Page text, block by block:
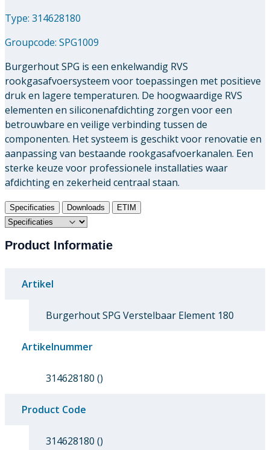
Type: 314628180
Groupcode: SPG1009
Burgerhout SPG is een enkelwandig RVS
rookgasafvoersysteem voor toepassingen met positieve
druk en lagere temperaturen. De hoogwaardige RVS
elementen en siliconenafdichting zorgen voor een
betrouwbare en veilige verbinding tussen de
componenten. Het systeem is geschikt voor renovatie en
aanpassing van bestaande rookgasafvoerkanalen. Een
sterke keuze voor professionele installaties waar
afdichting en zekerheid centraal staan.
Specificaties Downloads ETIM
Product Informatie
Artikel
Burgerhout SPG Verstelbaar Element 180
Artikelnummer
314628180 ()
Product Code
314628180 ()